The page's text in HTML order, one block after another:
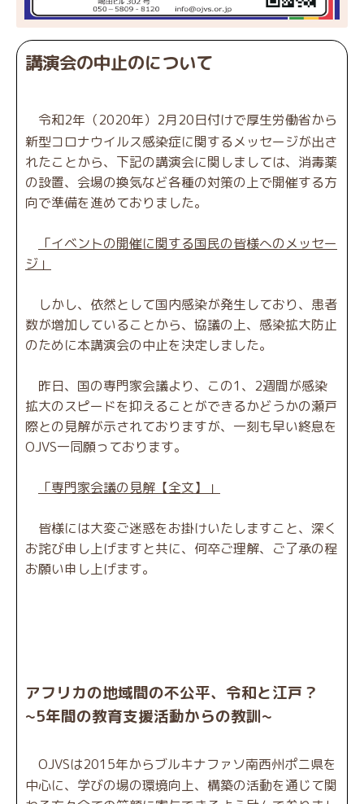
講演会の中止のについて
令和2年（2020年）2月20日付けで厚生労働省から
新型コロナウイルス感染症に関するメッセージが出さ
れたことから、下記の講演会に関しましては、消毒薬
の設置、会場の換気など各種の対策の上で開催する方
向で準備を進めておりました。
「イベントの開催に関する国民の皆様へのメッセー
ジ」
しかし、依然として国内感染が発生しており、患者
数が増加していることから、協議の上、感染拡大防止
のために本講演会の中止を決定しました。
昨日、国の専門家会議より、この1、2週間が感染
拡大のスピードを抑えることができるかどうかの瀬戸
際との見解が示されておりますが、一刻も早い終息を
OJVS一同願っております。
「専門家会議の見解【全文】」
皆様には大変ご迷惑をお掛けいたしますこと、深く
お詫び申し上げますと共に、何卒ご理解、ご了承の程
お願い申し上げます。
アフリカの地域間の不公平、令和と江戸？
~5年間の教育支援活動からの教訓~
OJVSは2015年からブルキナファソ南西州ポニ県を
中心に、学びの場の環境向上、構築の活動を通じて関